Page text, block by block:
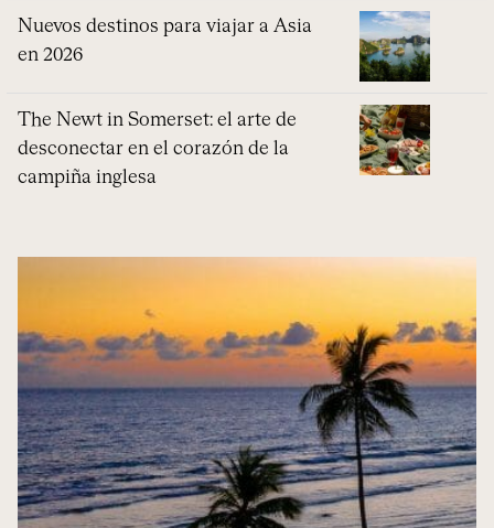
Nuevos destinos para viajar a Asia
en 2026
The Newt in Somerset: el arte de
desconectar en el corazón de la
campiña inglesa